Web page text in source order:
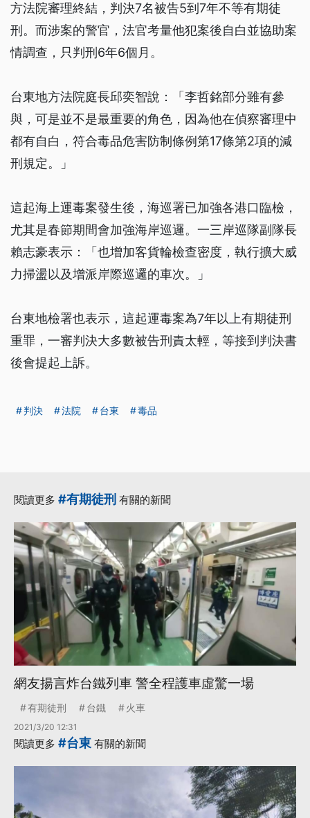
方法院審理終結，判決7名被告5到7年不等有期徒
刑。而涉案的警官，法官考量他犯案後自白並協助案
情調查，只判刑6年6個月。
台東地方法院庭長邱奕智說：「李哲銘部分雖有參
與，可是並不是最重要的角色，因為他在偵察審理中
都有自白，符合毒品危害防制條例第17條第2項的減
刑規定。」
這起海上運毒案發生後，海巡署已加強各港口臨檢，
尤其是春節期間會加強海岸巡邏。一三岸巡隊副隊長
賴志豪表示：「也增加客貨輪檢查密度，執行擴大威
力掃盪以及增派岸際巡邏的車次。」
台東地檢署也表示，這起運毒案為7年以上有期徒刑
重罪，一審判決大多數被告刑責太輕，等接到判決書
後會提起上訴。
判決 法院 台東 毒品
閱讀更多 #有期徒刑 有關的新聞
網友揚言炸台鐵列車 警全程護車虛驚一場
有期徒刑 台鐵 火車
2021/3/20 12:31
閱讀更多 #台東有關的新聞